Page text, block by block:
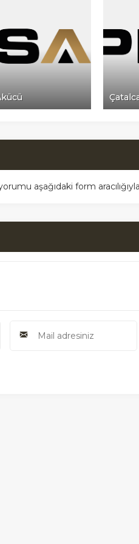
aşağıdaki form